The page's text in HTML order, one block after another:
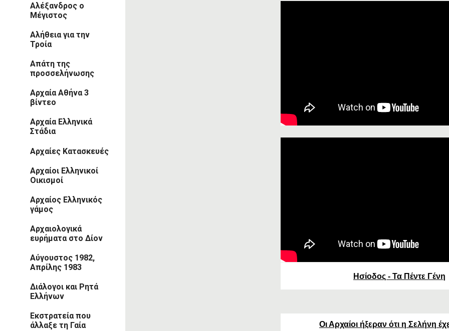
Αλέξανδρος ο
Μέγιστος
Αλήθεια για την
Τροία
Απάτη της
προσσελήνωσης
Αρχαία Αθήνα 3
βίντεο
Αρχαία Ελληνικά
Στάδια
Αρχαίες Κατασκευές
Αρχαίοι Ελληνικοί
Οικισμοί
Αρχαίος Ελληνικός
γάμος
Αρχαιολογικά
ευρήματα στο Δίον
Αύγουστος 1982,
Απρίλης 1983
Διάλογοι και Ρητά
Ελλήνων
Εκστρατεία που
άλλαξε τη Γαία
Ησίοδος - Τα Πέντε Γένη
Οι Αρχαίοι ήξεραν ότι η Σελήνη